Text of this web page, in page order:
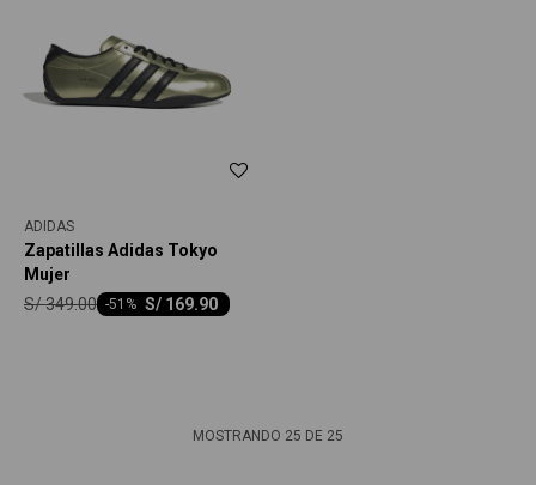
ADIDAS
Zapatillas Adidas Tokyo
Mujer
S/ 169.90
-51
S/349.00
MOSTRANDO 25 DE 25